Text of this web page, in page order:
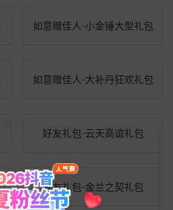
如意赠佳人-小金锤大型礼包
如意赠佳人-大补丹狂欢礼包
好友礼包-云天高谊礼包
好友礼包-金兰之契礼包